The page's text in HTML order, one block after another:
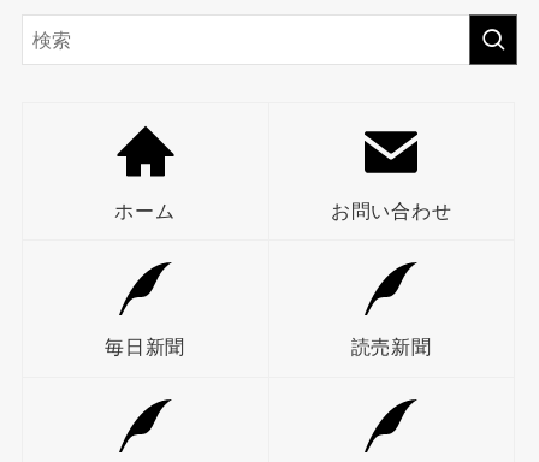
ホーム お問い合わせ
毎日新聞 読売新聞